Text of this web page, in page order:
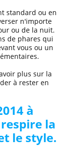
standard ou en
n'importe
ou de la nuit.
de phares qui
vous ou un
plus sur la
à rester en
à
la
le style.